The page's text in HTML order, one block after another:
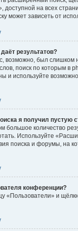
доступной на всех
может зависеть от
результатов?
возможно, был слишком
поиск по которым в
и используйте
я получил пустую
большое количество
Используйте
поиска и форумы, на
конференции?
«Пользователи» и